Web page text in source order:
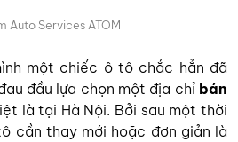
Auto Services ATOM
một chiếc ô tô chắc hẳn đã
đầu lựa chọn một địa chỉ bán
là tại Hà Nội. Bởi sau một thời
cần thay mới hoặc đơn giản là